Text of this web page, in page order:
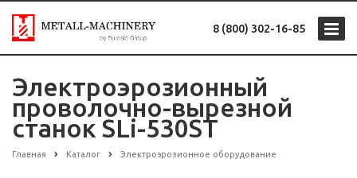
8 (800) 302-16-85
Электроэрозионный
проволочно-вырезной
станок SLi-530ST
Главная Каталог Электроэрозионное оборудование